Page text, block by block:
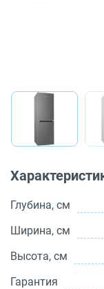
Глубина, см
Ширина, см
Высота, см
Гарантия